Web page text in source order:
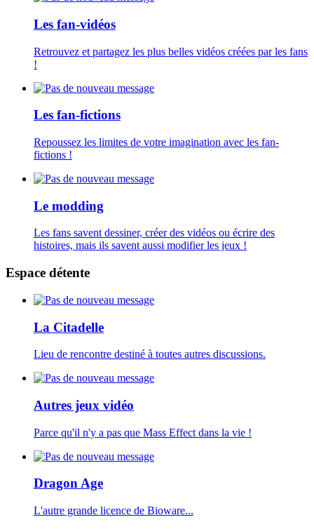
Les fan-vidéos
Retrouvez et partagez les plus belles vidéos créées par les fans
!
Les fan-fictions
Repoussez les limites de votre imagination avec les fan-
fictions !
Le modding
Les fans savent dessiner, créer des vidéos ou écrire des
histoires, mais ils savent aussi modifier les jeux !
Espace détente
La Citadelle
Lieu de rencontre destiné à toutes autres discussions.
Autres jeux vidéo
Parce qu'il n'y a pas que Mass Effect dans la vie !
Dragon Age
L'autre grande licence de Bioware...